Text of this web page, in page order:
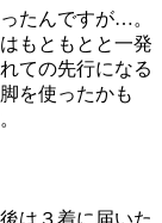
たんですが…。
もともとと一発
ての先行になる
を使ったかも